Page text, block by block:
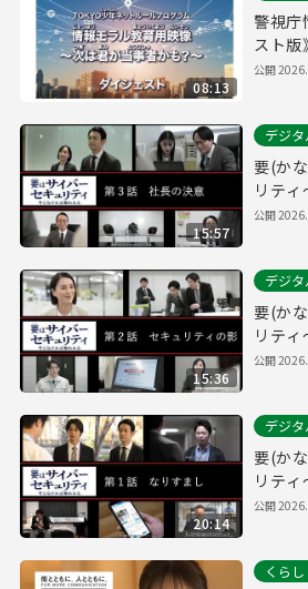
08:13
警視庁
スト版
公開
15:57
デジ
要(か
リテ
る～第
公開
15:36
デジ
要(か
リテ
る～第
公開
20:14
デジ
要(か
リテ
る～第
公開
くら